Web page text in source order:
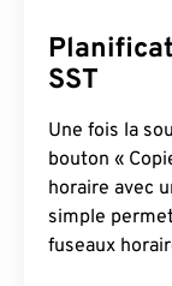
SST
Une fois la
bouton «
horaire avec
simple
fuseaux